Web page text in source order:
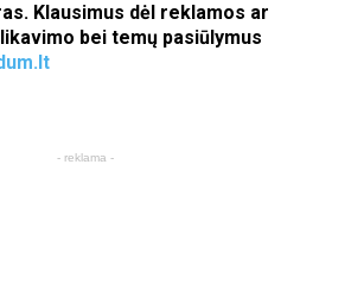
Klausimus dėl reklamos ar
bei temų pasiūlymus
- reklama -